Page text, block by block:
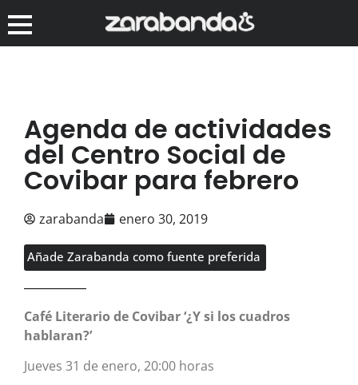
Agenda de actividades
del Centro Social de
Covibar para febrero
zarabanda enero 30, 2019
Añade Zarabanda como fuente preferida
Café Literario de Covibar ‘¿Y si los cuadros
hablaran?’
Jueves 31 de enero, 20:00 horas